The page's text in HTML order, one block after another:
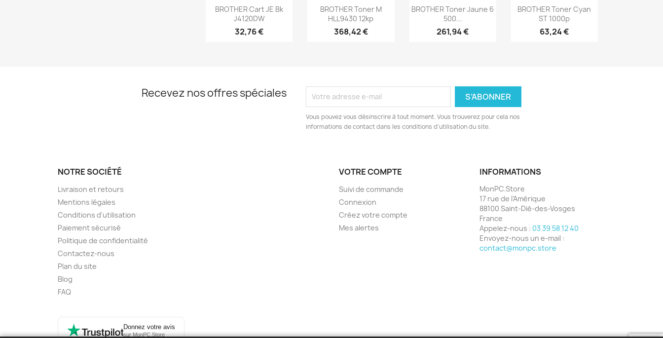
Aperçu rapide
BROTHER Cart JE Bk
J4120DW
32,76 €
Aperçu rapide
BROTHER Toner M
HLL9430 12kp
368,42 €
Aperçu rapide
BROTHER Toner Jaune 6
500...
261,94 €
Aperçu rapide
BROTHER Toner Cyan
ST 1000p
63,24 €
Recevez nos offres spéciales
Vous pouvez vous désinscrire à tout moment. Vous trouverez pour cela nos
informations de contact dans les conditions d'utilisation du site.
NOTRE SOCIÉTÉ
Livraison et retours
Mentions légales
Conditions d'utilisation
Paiement sécurisé
Politique de confidentialité
Contactez-nous
Plan du site
Blog
FAQ
VOTRE COMPTE
Suivi de commande
Connexion
Créez votre compte
Mes alertes
INFORMATIONS
MonPC.Store
17 rue de l'Amérique
88100 Saint-Dié-des-Vosges
France
Appelez-nous : 03 39 58 12 40
Envoyez-nous un e-mail :
contact@monpc.store
Donnez votre avis
sur MonPC.Store